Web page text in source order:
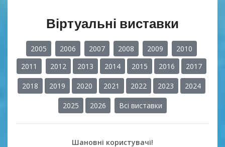
Віртуальні виставки
2005 2006 2007 2008 2009
2010
2011
2012 2013 2014 2015 2016 2017
2018 2019 2020 2021 2022 2023 2024
2025 2026 Всі виставки
Шановні користувачі!